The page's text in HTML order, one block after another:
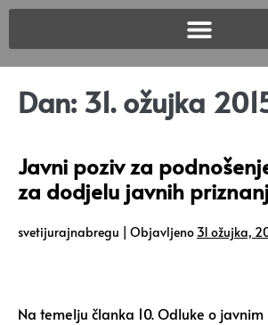
Dan: 31. ožujka
Javni poziv za
za dodjelu javnih
svetijurajnabregu | Objavljeno 31 ožujka,
Na temelju članka 10. Odluke o